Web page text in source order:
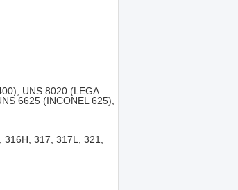
UNS 8020 (LEGA
6625 (INCONEL 625),
316H, 317, 317L, 321,